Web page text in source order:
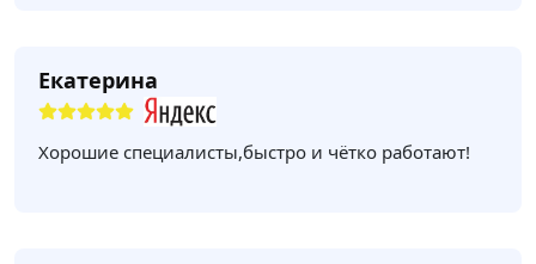
Екатерина
Хорошие специалисты,быстро и чётко работают!